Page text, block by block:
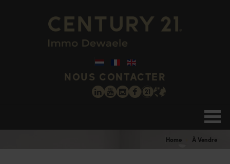
NOUS CONTACTER
Home À Vendre